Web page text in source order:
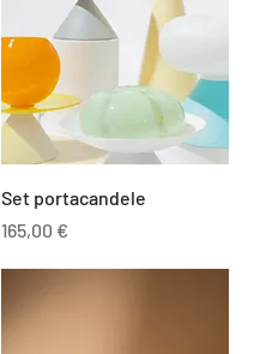
Set portacandele
Prezzo
165,00 €